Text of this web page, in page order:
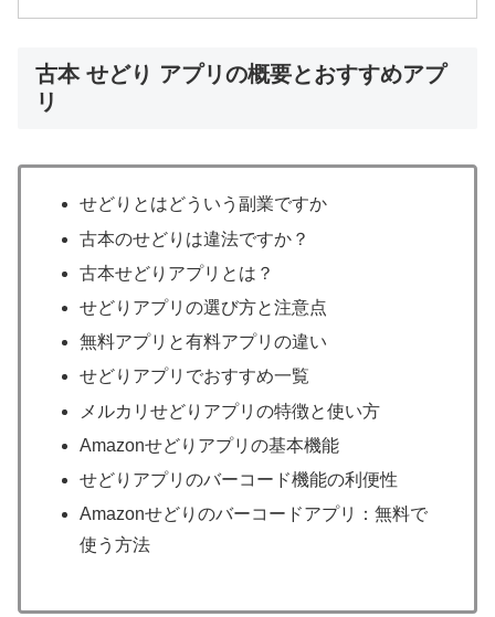
古本 せどり アプリの概要とおすすめアプ
リ
せどりとはどういう副業ですか
古本のせどりは違法ですか？
古本せどりアプリとは？
せどりアプリの選び方と注意点
無料アプリと有料アプリの違い
せどりアプリでおすすめ一覧
メルカリせどりアプリの特徴と使い方
Amazonせどりアプリの基本機能
せどりアプリのバーコード機能の利便性
Amazonせどりのバーコードアプリ：無料で
使う方法